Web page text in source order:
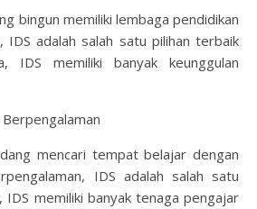
bingun memiliki lembaga pendidikan
IDS adalah salah satu pilihan terbaik
IDS memiliki banyak keunggulan
mencari tempat belajar dengan
IDS adalah salah satu
IDS memiliki banyak tenaga pengajar